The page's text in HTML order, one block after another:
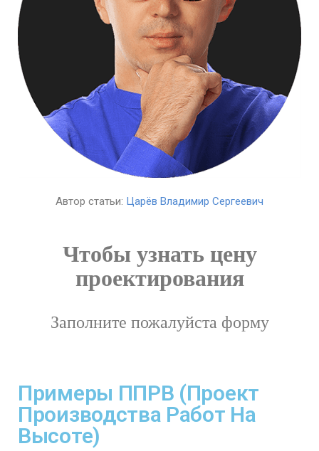
Автор статьи: Царёв Владимир Сергеевич
Чтобы узнать цену
проектирования
Заполните пожалуйста форму
Примеры ППРВ (Проект
Производства Работ На
Высоте)